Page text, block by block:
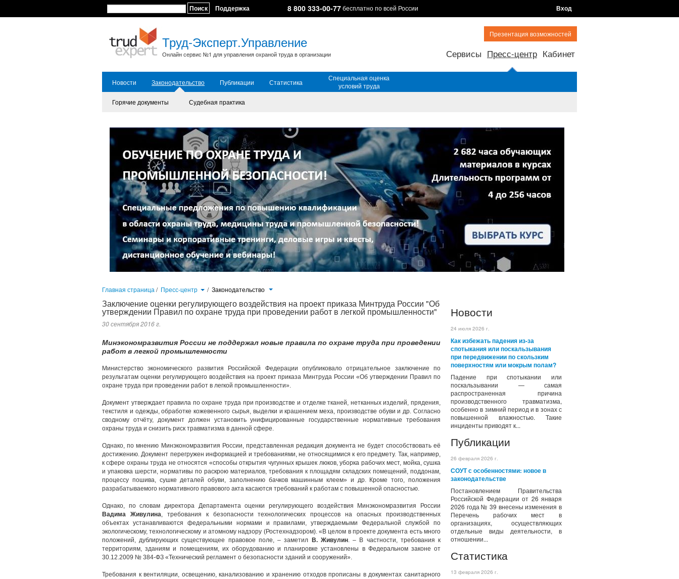
Поиск Поддержка 8 800 333-00-77бесплатно по всей России Вход
Труд-Эксперт.Управление
Онлайн сервис №1 для управления охраной труда в организации
Презентация возможностей
Сервисы Пресс-центр Кабинет
Новости Законодательство Публикации Статистика
Специальная оценка
условий труда
Горячие документы
Судебная практика
Главная страница / Пресс-центр / Законодательство
Новости
24 июля 2026 г.
Как избежать падения из-за
спотыкания или поскальзывания
при передвижении по скользким
поверхностям или мокрым полам?
Падение при спотыкании или
поскальзывании — самая
распространенная причина
производственного травматизма,
особенно в зимний период и в зонах с
повышенной влажностью. Такие
инциденты приводят к...
Публикации
26 февраля 2026 г.
СОУТ с особенностями: новое в
законодательстве
Постановлением Правительства
Российской Федерации от 26 января
2026 года № 39 внесены изменения в
Перечень рабочих мест в
организациях, осуществляющих
отдельные виды деятельности, в
отношении...
Статистика
13 февраля 2026 г.
Заключение оценки регулирующего воздействия на проект приказа Минтруда России "Об
утверждении Правил по охране труда при проведении работ в легкой промышленности"
30 сентября 2016 г.
Минэкономразвития России не поддержал новые правила по охране труда при проведении
работ в легкой промышленности
Министерство экономического развития Российской Федерации опубликовало отрицательное заключение по
результатам оценки регулирующего воздействия на проект приказа Минтруда России «Об утверждении Правил по
охране труда при проведении работ в легкой промышленности».
Документ утверждает правила по охране труда при производстве и отделке тканей, нетканных изделий, прядения,
текстиля и одежды, обработке кожевенного сырья, выделки и крашением меха, производстве обуви и др. Согласно
сводному отчёту, документ должен установить унифицированные государственные нормативные требования
охраны труда и снизить риск травматизма в данной сфере.
Однако, по мнению Минэкономразвития России, представленная редакция документа не будет способствовать её
достижению. Документ перегружен информацией и требованиями, не относящимися к его предмету. Так, например,
к сфере охраны труда не относятся «способы открытия чугунных крышек люков, уборка рабочих мест, мойка, сушка
и упаковка шерсти, нормативы по раскрою материалов, требования к площадям складских помещений, поддонам,
процессу пошива, сушке деталей обуви, заполнению бачков машинным клеем» и др. Кроме того, положения
разрабатываемого нормативного правового акта касаются требований к работам с повышенной опасностью.
Однако, по словам директора Департамента оценки регулирующего воздействия Минэкономразвития России
Вадима Живулина, требования к безопасности технологических процессов на опасных производственных
объектах устанавливаются федеральными нормами и правилами, утверждаемыми Федеральной службой по
экологическому, технологическому и атомному надзору (Ростехнадзором). «В целом в проекте документа есть много
положений, дублирующих существующее правовое поле, – заметил
В. Живулин. – В частности, требования к
территориям, зданиям и помещениям, их оборудованию и планировке установлены в Федеральном законе от
30.12.2009 № 384-ФЗ «Технический регламент о безопасности зданий и сооружений».
Требования к вентиляции, освещению, канализованию и хранению отходов прописаны в документах санитарного